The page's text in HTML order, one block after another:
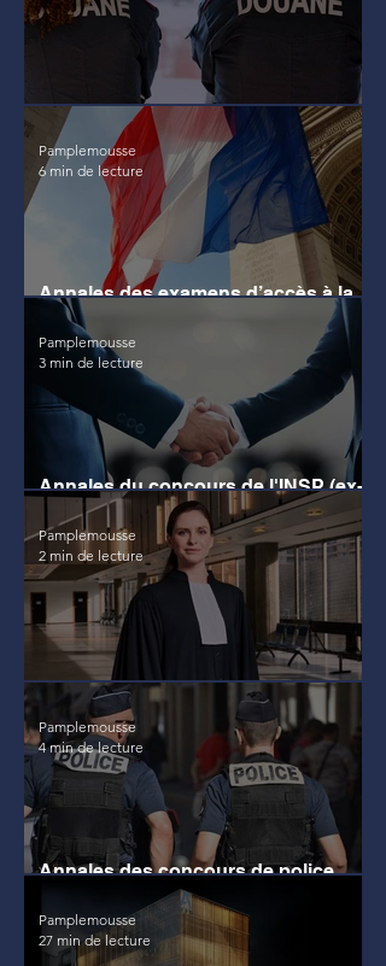
Annales du concours des douanes
Annales des examens d’accès à la
formation de commissaire de justice
Pamplemousse
6 min de lecture
Annales du concours de l'INSP (ex-
ENA) et CRC
Pamplemousse
3 min de lecture
Annales du concours des greffes
Pamplemousse
2 min de lecture
Annales des concours de police,
DGSE et de gendarmerie
Pamplemousse
4 min de lecture
Pamplemousse
27 min de lecture